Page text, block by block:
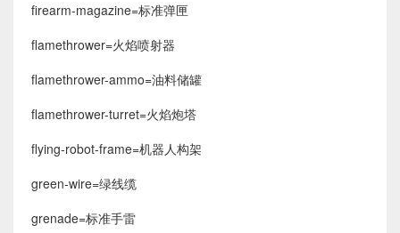
firearm-magazine=标准弹匣
flamethrower=火焰喷射器
flamethrower-ammo=油料储罐
flamethrower-turret=火焰炮塔
flying-robot-frame=机器人构架
green-wire=绿线缆
grenade=标准手雷